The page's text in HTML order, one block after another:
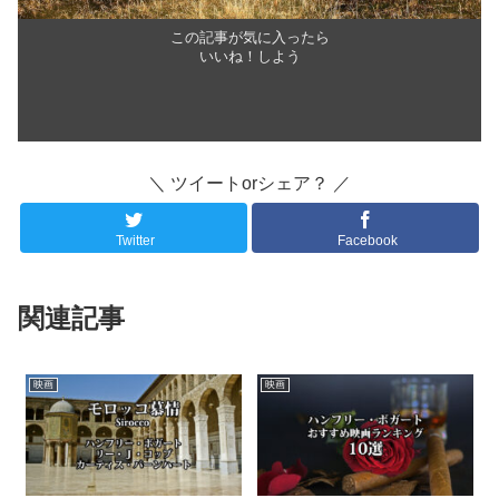
この記事が気に入ったら
いいね！しよう
＼ ツイートorシェア？ ／
Twitter Facebook
関連記事
映画 映画